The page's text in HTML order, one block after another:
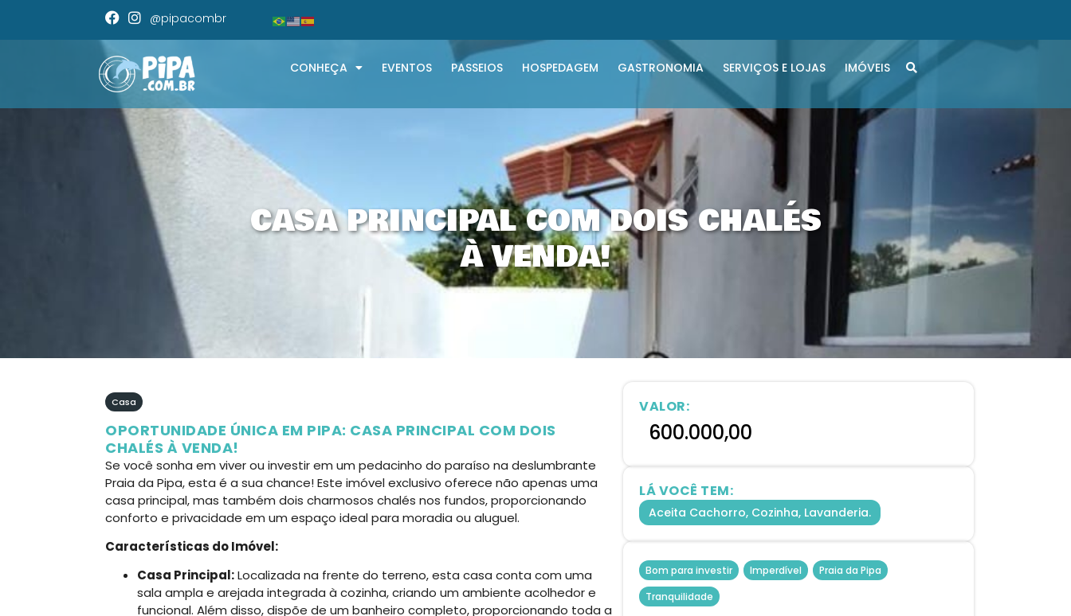
@pipacombr
CONHEÇA EVENTOS PASSEIOS HOSPEDAGEM GASTRONOMIA SERVIÇOS E LOJAS IMÓVEIS
CASA PRINCIPAL COM DOIS CHALÉS
À VENDA!
Casa
OPORTUNIDADE ÚNICA EM PIPA: CASA PRINCIPAL COM DOIS
CHALÉS À VENDA!
Se você sonha em viver ou investir em um pedacinho do paraíso na deslumbrante
Praia da Pipa, esta é a sua chance! Este imóvel exclusivo oferece não apenas uma
casa principal, mas também dois charmosos chalés nos fundos, proporcionando
conforto e privacidade em um espaço ideal para moradia ou aluguel.
Características do Imóvel:
Casa Principal:Localizada na frente do terreno, esta casa conta com uma
sala ampla e arejada integrada à cozinha, criando um ambiente acolhedor e
funcional. Além disso, dispõe de um banheiro completo, proporcionando toda a
VALOR:
600.000,00
LÁ VOCÊ TEM:
Aceita Cachorro, Cozinha, Lavanderia.
Bom para investir Imperdível Praia da Pipa
Tranquilidade